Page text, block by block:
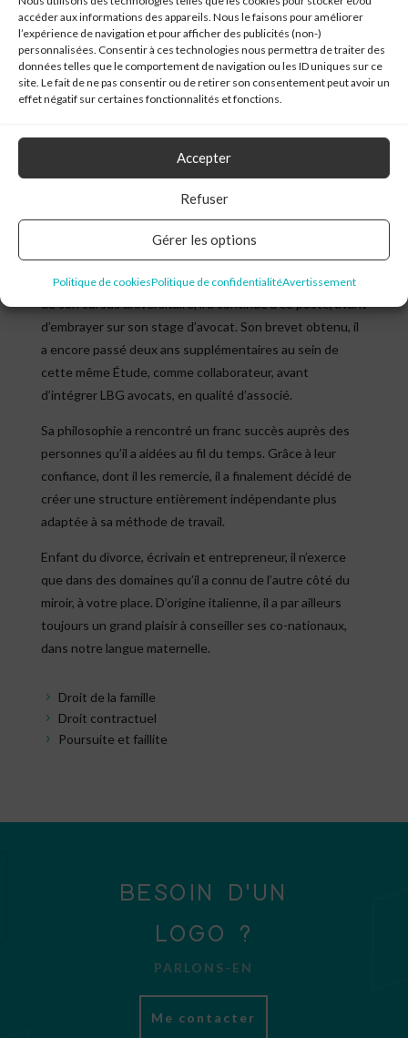
accéder aux informations des appareils. Nous le faisons pour améliorer
l’expérience de navigation et pour afficher des publicités (non-)
personnalisées. Consentir à ces technologies nous permettra de traiter des
données telles que le comportement de navigation ou les ID uniques sur ce
site. Le fait de ne pas consentir ou de retirer son consentement peut avoir un
effet négatif sur certaines fonctionnalités et fonctions.
Accepter
Refuser
Gérer les options
Politique de cookiesPolitique de confidentialitéAvertissement
ME ALAN CORRADO
Il y a 8 ans, Me Alan Corrado a commencé à travailler
comme juriste auprès de Me Raffaella Meakin. En parallèle
de son cursus universitaire, il a continué à ce poste, avant
d’embrayer sur son stage d’avocat. Son brevet obtenu, il
a encore passé deux ans supplémentaires au sein de
cette même Étude, comme collaborateur, avant
d’intégrer LBG avocats, en qualité d’associé.
Sa philosophie a rencontré un franc succès auprès des
personnes qu’il a aidées au fil du temps. Grâce à leur
confiance, dont il les remercie, il a finalement décidé de
créer une structure entièrement indépendante plus
adaptée à sa méthode de travail.
Enfant du divorce, écrivain et entrepreneur, il n’exerce
que dans des domaines qu’il a connu de l’autre côté du
miroir, à votre place. D’origine italienne, il a par ailleurs
toujours un grand plaisir à conseiller ses co-nationaux,
dans notre langue maternelle.
5 Droit de la famille
5 Droit contractuel
5 Poursuite et faillite
BESOIN D'UN
LOGO ?
PARLONS-EN
Me contacter